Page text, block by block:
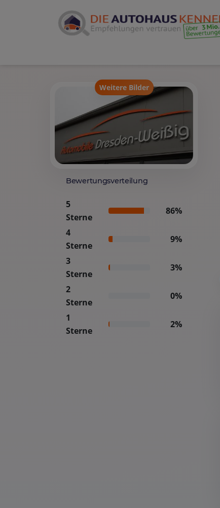
Weitere Bilder
Bewertungsverteilung
5
Sterne
86%
4
Sterne
9%
3
Sterne
3%
2
Sterne
0%
1
Sterne
2%